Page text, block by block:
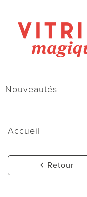
Nouveautés
Accueil
Retour